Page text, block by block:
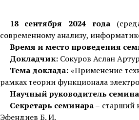
18 сентября 2024 года
современному анализу,
Время и место проведения
Докладчик: Сокуров Аслан
Тема доклада:«Применение
рамках теории функционала
Научный руководитель
Секретарь семинара– старший
Эфендиев Б. И.